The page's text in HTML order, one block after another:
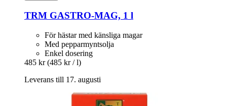
TRM GASTRO-​MAG, 1 l
För hästar med känsliga magar
Med pepparmyntsolja
Enkel dosering
485 kr (485 kr / l)
Leverans till 17. augusti